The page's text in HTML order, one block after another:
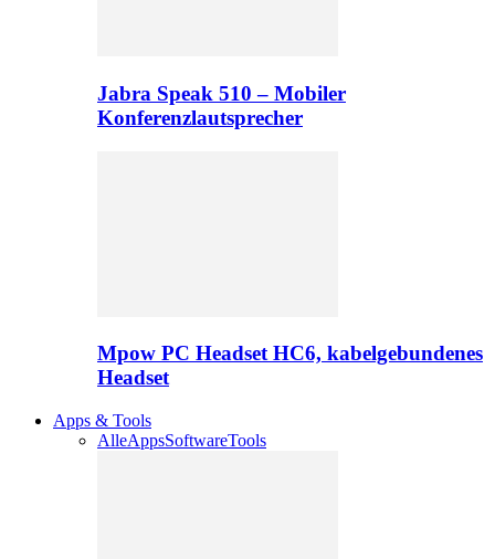
Jabra Speak 510 – Mobiler
Konferenzlautsprecher
Mpow PC Headset HC6, kabelgebundenes
Headset
Apps & Tools
AlleAppsSoftwareTools